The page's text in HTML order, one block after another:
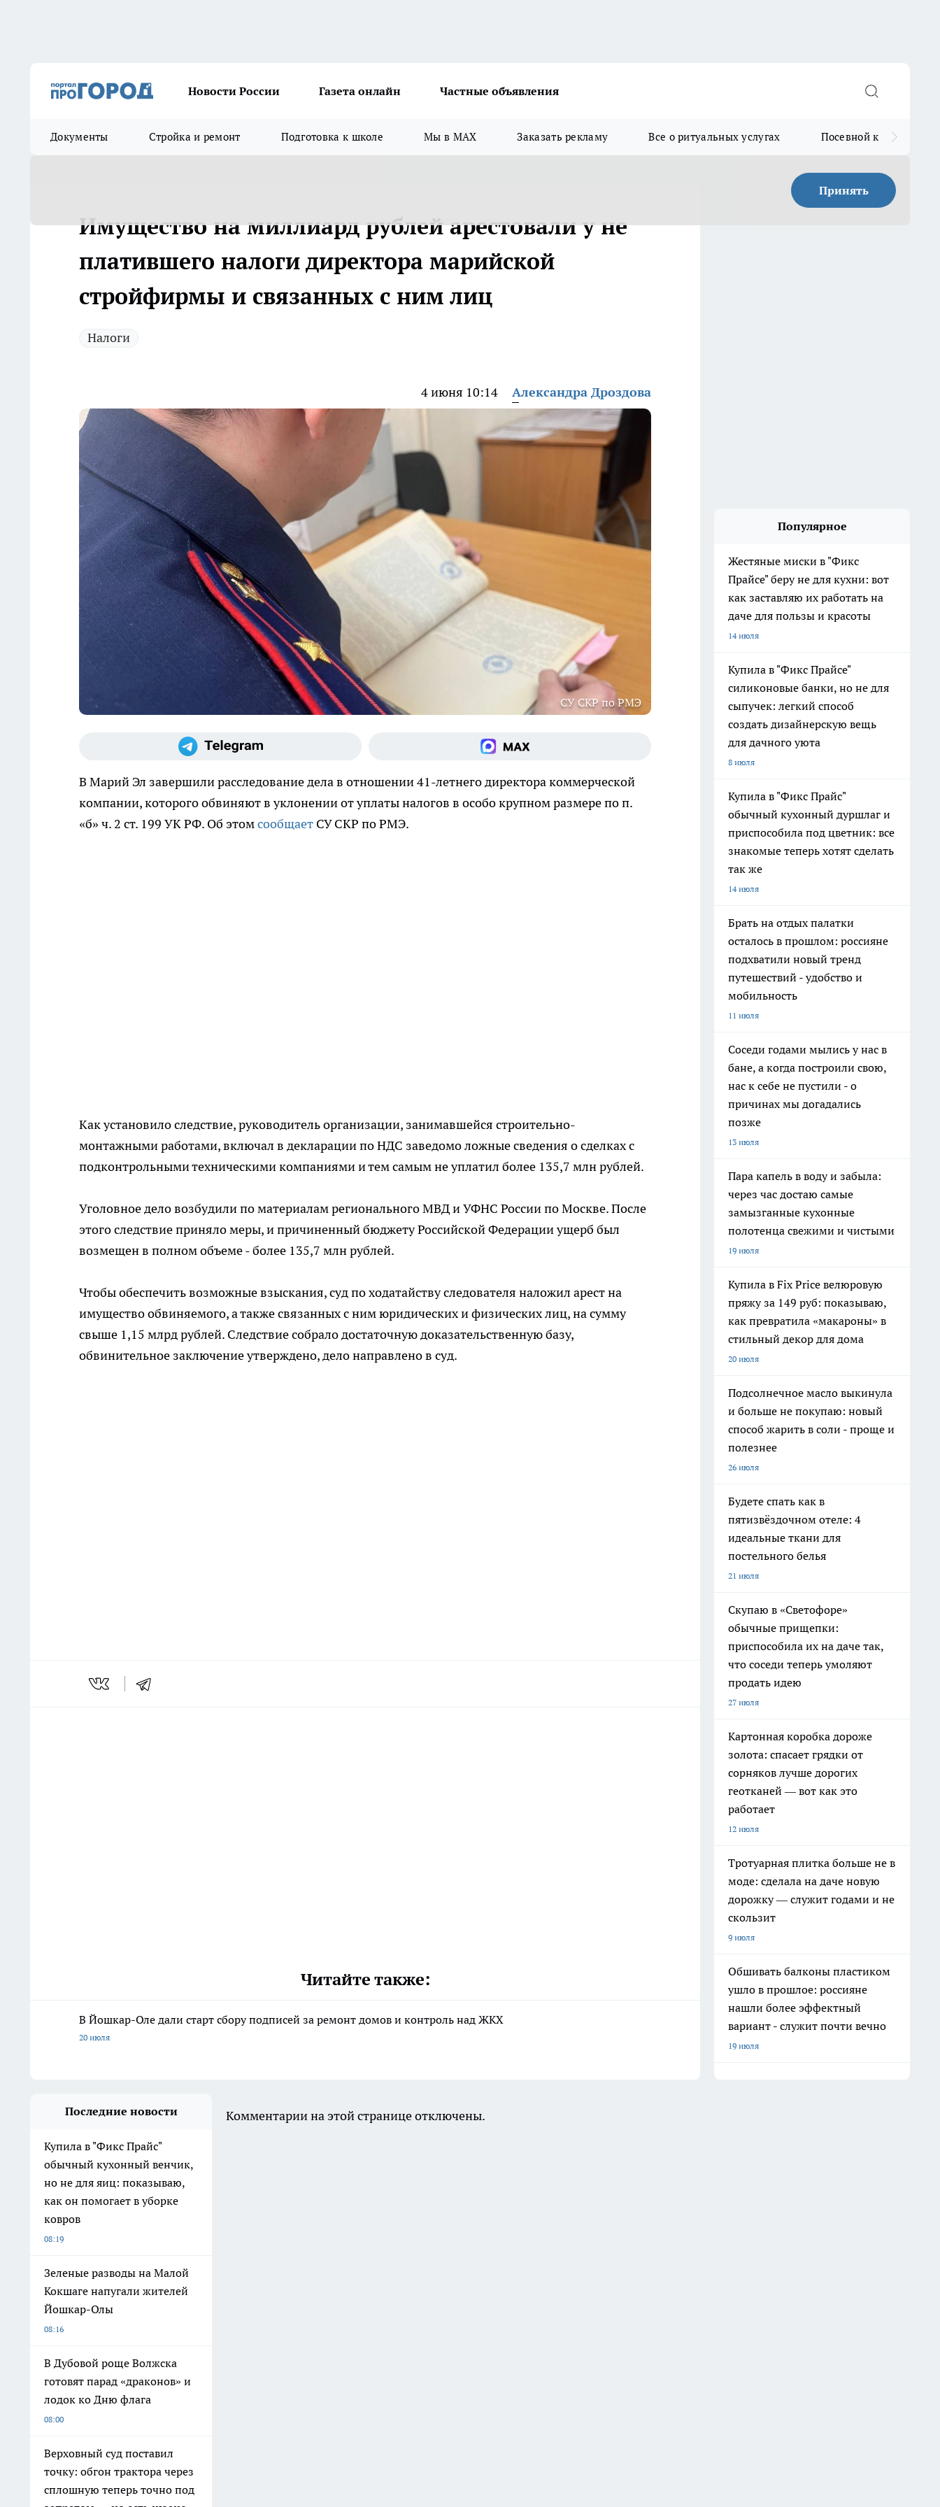
Новости России Газета онлайн Частные объявления
Документы Стройка и ремонт Подготовка к школе Мы в MAX Заказать рекламу Все о ритуальных услугах Посевной календарь
Принять
Имущество на миллиард рублей арестовали у не
платившего налоги директора марийской
стройфирмы и связанных с ним лиц
Налоги
4 июня 10:14 Александра Дроздова
СУ СКР по РМЭ
В Марий Эл завершили расследование дела в отношении 41-летнего директора коммерческой
компании, которого обвиняют в уклонении от уплаты налогов в особо крупном размере по п.
«б» ч. 2 ст. 199 УК РФ. Об этомсообщает СУ СКР по РМЭ.
Как установило следствие, руководитель организации, занимавшейся строительно-
монтажными работами, включал в декларации по НДС заведомо ложные сведения о сделках с
подконтрольными техническими компаниями и тем самым не уплатил более 135,7 млн рублей.
Уголовное дело возбудили по материалам регионального МВД и УФНС России по Москве. После
этого следствие приняло меры, и причиненный бюджету Российской Федерации ущерб был
возмещен в полном объеме - более 135,7 млн рублей.
Чтобы обеспечить возможные взыскания, суд по ходатайству следователя наложил арест на
имущество обвиняемого, а также связанных с ним юридических и физических лиц, на сумму
свыше 1,15 млрд рублей. Следствие собрало достаточную доказательственную базу,
обвинительное заключение утверждено, дело направлено в суд.
Читайте также:
В Йошкар-Оле дали старт сбору подписей за ремонт домов и контроль над ЖКХ
20 июля
Популярное
Жестяные миски в "Фикс
Прайсе" беру не для кухни: вот
как заставляю их работать на
даче для пользы и красоты
14 июля
Купила в "Фикс Прайсе"
силиконовые банки, но не для
сыпучек: легкий способ
создать дизайнерскую вещь
для дачного уюта
8 июля
Купила в "Фикс Прайс"
обычный кухонный дуршлаг и
приспособила под цветник: все
знакомые теперь хотят сделать
так же
14 июля
Брать на отдых палатки
осталось в прошлом: россияне
подхватили новый тренд
путешествий - удобство и
мобильность
11 июля
Соседи годами мылись у нас в
бане, а когда построили свою,
нас к себе не пустили - о
причинах мы догадались
позже
13 июля
Пара капель в воду и забыла:
через час достаю самые
замызганные кухонные
полотенца свежими и чистыми
19 июля
Купила в Fix Price велюровую
пряжу за 149 руб: показываю,
как превратила «макароны» в
стильный декор для дома
20 июля
Подсолнечное масло выкинула
и больше не покупаю: новый
способ жарить в соли - проще и
полезнее
26 июля
Будете спать как в
пятизвёздочном отеле: 4
идеальные ткани для
постельного белья
21 июля
Скупаю в «Светофоре»
обычные прищепки:
приспособила их на даче так,
что соседи теперь умоляют
продать идею
27 июля
Картонная коробка дороже
золота: спасает грядки от
сорняков лучше дорогих
геотканей — вот как это
работает
12 июля
Тротуарная плитка больше не в
моде: сделала на даче новую
дорожку — служит годами и не
скользит
9 июля
Обшивать балконы пластиком
ушло в прошлое: россияне
нашли более эффектный
вариант - служит почти вечно
19 июля
Последние новости
Купила в "Фикс Прайс"
обычный кухонный венчик,
но не для яиц: показываю,
как он помогает в уборке
ковров
08:19
Зеленые разводы на Малой
Кокшаге напугали жителей
Йошкар-Олы
08:16
В Дубовой роще Волжска
готовят парад «драконов» и
лодок ко Дню флага
08:00
Верховный суд поставил
точку: обгон трактора через
сплошную теперь точно под
Комментарии на этой странице отключены.